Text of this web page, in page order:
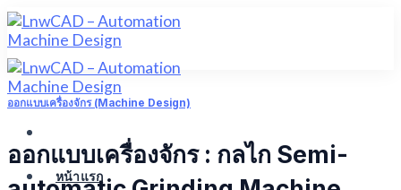
Skip
to
content
หน้าแรก
ออกแบบเครื่องจักร (Machine Design)
ออกแบบเครื่องจักร : กลไก Semi-